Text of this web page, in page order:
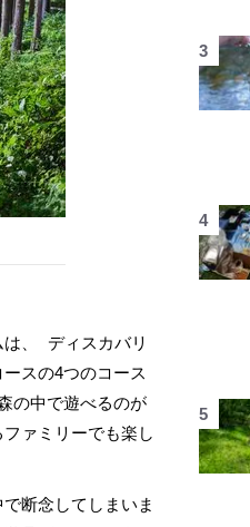
、 ディスカバリ
スの4つのコース
の中で遊べるのが
ァミリーでも楽し
断念してしまいま